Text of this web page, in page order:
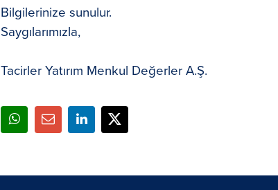
Bilgilerinize sunulur.
Saygılarımızla,
Tacirler Yatırım Menkul Değerler A.Ş.